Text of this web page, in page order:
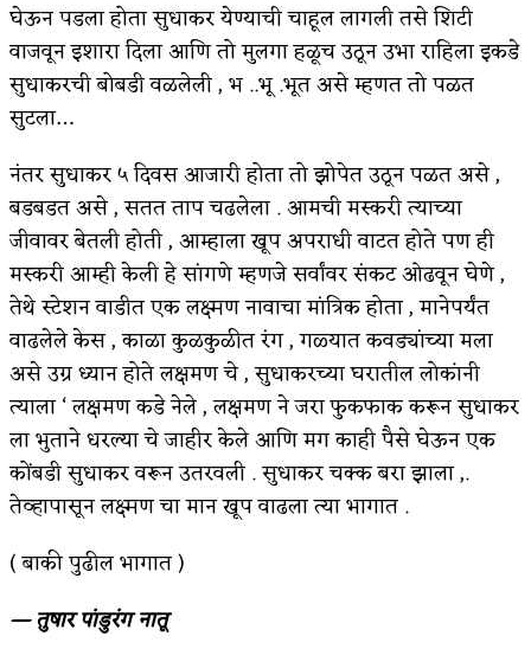
घेऊन पडला होता सुधाकर येण्याची चाहूल लागली तसे शिटी
वाजवून इशारा दिला आणि तो मुलगा हळूच उठून उभा राहिला इकडे
सुधाकरची बोबडी वळलेली , भ ..भू .भूत असे म्हणत तो पळत
सुटला…
नंतर सुधाकर ५ दिवस आजारी होता तो झोपेत उठून पळत असे ,
बडबडत असे , सतत ताप चढलेला . आमची मस्करी त्याच्या
जीवावर बेतली होती , आम्हाला खूप अपराधी वाटत होते पण ही
मस्करी आम्ही केली हे सांगणे म्हणजे सर्वांवर संकट ओढवून घेणे ,
तेथे स्टेशन वाडीत एक लक्ष्मण नावाचा मांत्रिक होता , मानेपर्यंत
वाढलेले केस , काळा कुळकुळीत रंग , गळ्यात कवड्यांच्या मला
असे उग्र ध्यान होते लक्षमण चे , सुधाकरच्या घरातील लोकांनी
त्याला ‘ लक्षमण कडे नेले , लक्षमण ने जरा फुकफाक करून सुधाकर
ला भुताने धरल्या चे जाहीर केले आणि मग काही पैसे घेऊन एक
कोंबडी सुधाकर वरून उतरवली . सुधाकर चक्क बरा झाला ,.
तेव्हापासून लक्ष्मण चा मान खूप वाढला त्या भागात .
( बाकी पुढील भागात )
— तुषार पांडुरंग नातू